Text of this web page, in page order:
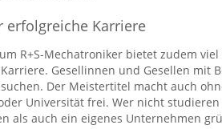
erfolgreiche Karriere
R+S-Mechatroniker bietet zudem
Gesellinnen und Gesellen mit
Der Meistertitel macht auch
Universität frei. Wer nicht
als auch ein eigenes Unternehmen